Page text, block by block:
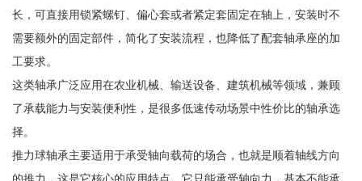
长，可直接用锁紧螺钉、偏心套或者紧定套固定在轴上，安装时不
需要额外的固定部件，简化了安装流程，也降低了配套轴承座的加
工要求。
这类轴承广泛应用在农业机械、输送设备、建筑机械等领域，兼顾
了承载能力与安装便利性，是很多低速传动场景中性价比的轴承选
择。
推力球轴承主要适用于承受轴向载荷的场合，也就是顺着轴线方向
的推力，这是它核心的应用特点。它只能承受轴向力，基本不能承